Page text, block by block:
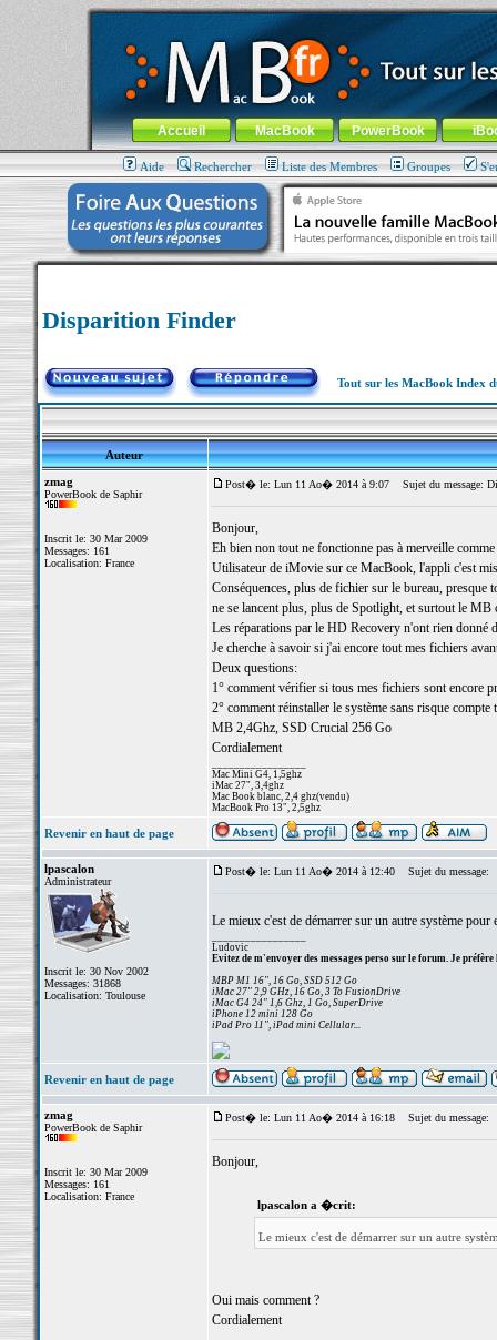
MacBook-fr.com : 100% Apple... 100% nomade !
Aller au contenu-Aller au menu général-Aller au menu de
Menu général
Accueil MacBook PowerBook
Aide Rechercher Liste des Membres Groupes
Disparition Finder
Tout sur les MacBook Index
Auteur
zmag
PowerBook de Saphir
Inscrit le: 30 Mar 2009
Messages: 161
Localisation: France
Post� le: Lun 11 Ao� 2014 à 9:07 Sujet du message:
Bonjour,
Eh bien non tout ne fonctionne pas à merveille
Utilisateur de iMovie sur ce MacBook, l'appli c'est
Conséquences, plus de fichier sur le bureau, presque
ne se lancent plus, plus de Spotlight, et surtout le
Les réparations par le HD Recovery n'ont rien donné
Je cherche à savoir si j'ai encore tout mes fichiers
Deux questions:
1° comment vérifier si tous mes fichiers sont encore
2° comment réinstaller le système sans risque
MB 2,4Ghz, SSD Crucial 256 Go
Cordialement
Mac Mini G4, 1,5ghz
iMac 27", 3,4ghz
Mac Book blanc, 2,4 ghz(vendu)
MacBook Pro 13", 2,5ghz
Revenir en haut de page
lpascalon
Administrateur
Inscrit le: 30 Nov 2002
Messages: 31868
Localisation: Toulouse
Post� le: Lun 11 Ao� 2014 à 12:40 Sujet du message:
Le mieux c'est de démarrer sur un autre système
Ludovic
Evitez de m'envoyer des messages perso sur le forum. Je préfère
MBP M1 16", 16 Go, SSD 512 Go
iMac 27" 2,9 GHz, 16 Go, 3 To FusionDrive
iMac G4 24" 1,6 Ghz, 1 Go, SuperDrive
iPhone 12 mini 128 Go
iPad Pro 11", iPad mini Cellular...
Revenir en haut de page
zmag
PowerBook de Saphir
Inscrit le: 30 Mar 2009
Messages: 161
Localisation: France
Post� le: Lun 11 Ao� 2014 à 16:18 Sujet du message:
Bonjour,
lpascalon a �crit:
Le mieux c'est de démarrer sur un autre
Oui mais comment ?
Cordialement